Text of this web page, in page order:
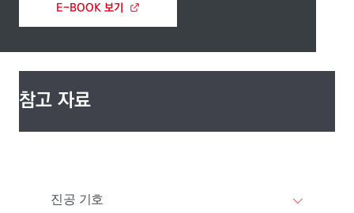
E-BOOK 보기
참고 자료
진공 기호